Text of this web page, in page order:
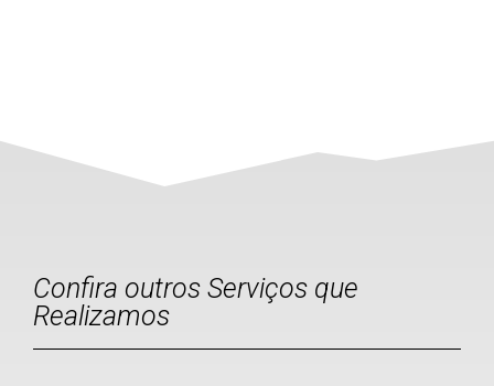
Confira outros Serviços que
Realizamos